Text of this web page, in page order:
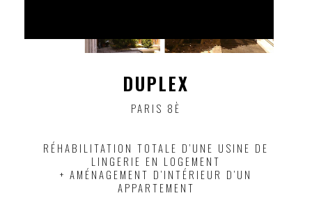
DUPLEX
PARIS 8È
RÉHABILITATION TOTALE D’UNE USINE DE
LINGERIE EN LOGEMENT
+ AMÉNAGEMENT D’INTÉRIEUR D’UN
APPARTEMENT